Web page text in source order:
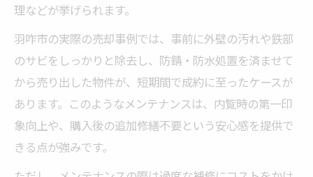
理などが挙げられます。
羽咋市の実際の売却事例では、事前に外壁の汚れや鉄部
のサビをしっかりと除去し、防錆・防水処置を済ませて
から売り出した物件が、短期間で成約に至ったケースが
あります。このようなメンテナンスは、内覧時の第一印
象向上や、購入後の追加修繕不要という安心感を提供で
きる点が強みです。